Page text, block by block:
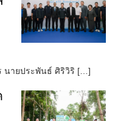
นายประพันธ์ ศิริวิริ […]